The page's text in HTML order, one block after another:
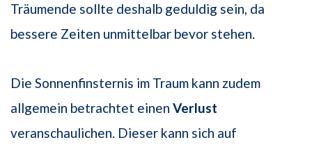
Träumende sollte deshalb geduldig sein, da
bessere Zeiten unmittelbar bevor stehen.
Die Sonnenfinsternis im Traum kann zudem
allgemein betrachtet einen Verlust
veranschaulichen. Dieser kann sich auf